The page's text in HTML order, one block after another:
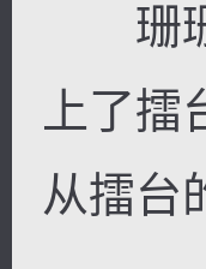
珊珊
上了
从擂台